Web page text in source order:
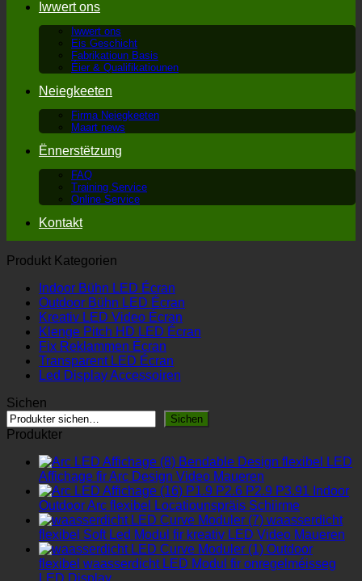
Iwwert ons
Iwwert ons
Eis Geschicht
Fabrikatioun Basis
Éier & Qualifikatiounen
Neiegkeeten
Firma Neiegkeeten
Maart news
Ënnerstëtzung
FAQ
Training Service
Online Service
Kontakt
Produkt Kategorien
Indoor Bühn LED Écran
Outdoor Bühn LED Écran
Kreativ LED Video Écran
Klenge Pitch HD LED Écran
Fix Reklammen Écran
Transparent LED Écran
Led Display Accessoiren
Sichen
Sichen
Produkter
Bendable Design flexibel LED
Affichage fir Arc Design Video Maueren
P1.9 P2.6 P2.9 P3.91 Indoor
Outdoor Arc flexibel Locatiounspräis Schiirme
waasserdicht
flexibel Soft Led Modul fir kreativ LED Video Maueren
Outdoor
flexibel waasserdicht LED Modul fir onregelméisseg
LED Display